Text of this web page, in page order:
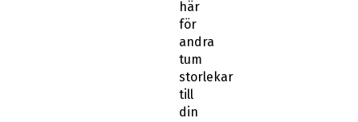
här
för
andra
tum
storlekar
till
din